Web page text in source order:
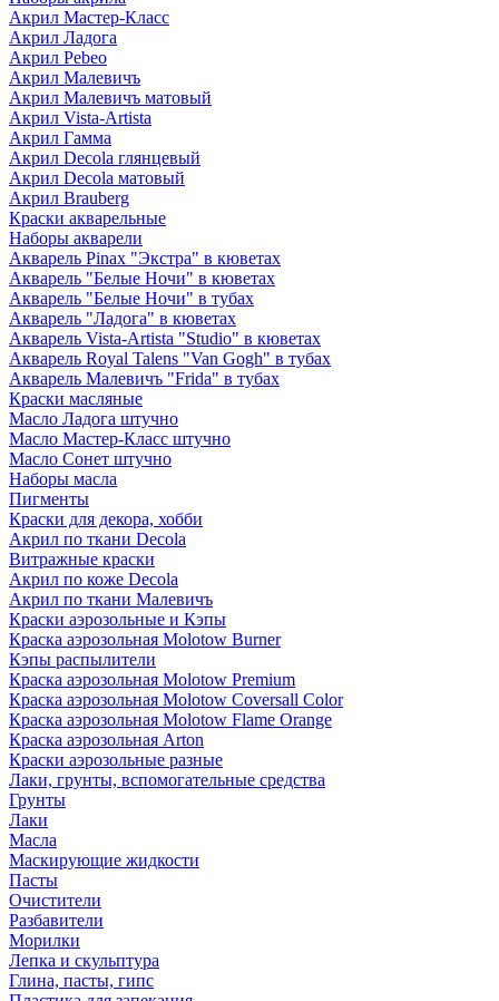
Акрил Мастер-Класс
Акрил Ладога
Акрил Pebeo
Акрил Малевичъ
Акрил Малевичъ матовый
Акрил Vista-Artista
Акрил Гамма
Акрил Decola глянцевый
Акрил Decola матовый
Акрил Brauberg
Краски акварельные
Наборы акварели
Акварель Pinax "Экстра" в кюветах
Акварель "Белые Ночи" в кюветах
Акварель "Белые Ночи" в тубах
Акварель "Ладога" в кюветах
Акварель Vista-Artista "Studio" в кюветах
Акварель Royal Talens "Van Gogh" в тубах
Акварель Малевичъ "Frida" в тубах
Краски масляные
Масло Ладога штучно
Масло Мастер-Класс штучно
Масло Сонет штучно
Наборы масла
Пигменты
Краски для декора, хобби
Акрил по ткани Decola
Витражные краски
Акрил по коже Decola
Акрил по ткани Малевичъ
Краски аэрозольные и Кэпы
Краска аэрозольная Molotow Burner
Кэпы распылители
Краска аэрозольная Molotow Premium
Краска аэрозольная Molotow Coversall Color
Краска аэрозольная Molotow Flame Orange
Краска аэрозольная Arton
Краски аэрозольные разные
Лаки, грунты, вспомогательные средства
Грунты
Лаки
Масла
Маскирующие жидкости
Пасты
Очистители
Разбавители
Морилки
Лепка и скульптура
Глина, пасты, гипс